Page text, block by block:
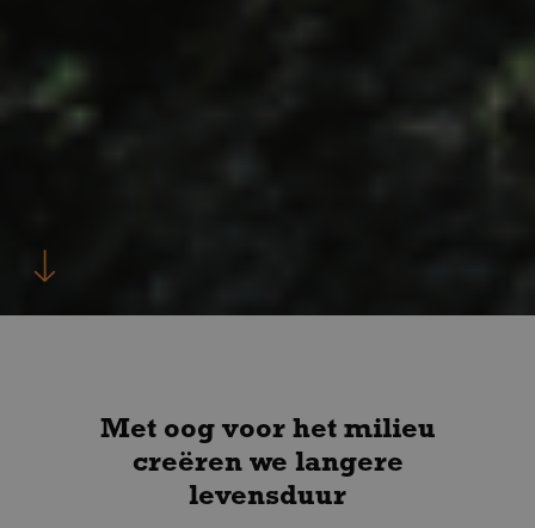
Met oog voor het milieu
creëren we langere
levensduur